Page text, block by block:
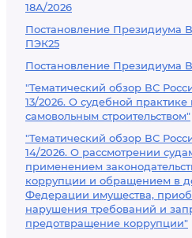
18А/2026
Постановление Президиума
ПЭК25
Постановление Президиума
"Тематический обзор ВС
13/2026. О судебной
самовольным строительством"
"Тематический обзор ВС
14/2026. О рассмотрении
применением
коррупции и обращением в
Федерации имущества,
нарушения требований и
предотвращение коррупции"